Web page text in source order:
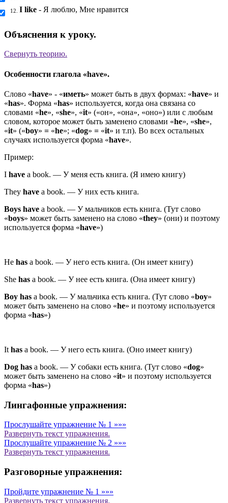
12. I like - Я люблю, Мне нравится
Объяснения к уроку.
Свернуть теорию.
Особенности глагола «have».
Слово «have» - «иметь» может быть в двух формах: «have» и
«has». Форма «has» используется, когда она связана со
словами «he», «she», «it» («он», «она», «оно») или с любым
словом, которое может быть заменено словами «he», «she»,
«it» («boy» = «he»; «dog» = «it» и т.п). Во всех остальных
случаях используется форма «have».
Пример:
I have a book. — У меня есть книга. (Я имею книгу)
They have a book. — У них есть книга.
Boys have a book. — У мальчиков есть книга. (Тут слово
«boys» может быть заменено на слово «they» (они) и поэтому
используется форма «have»)
He has a book. — У него есть книга. (Он имеет книгу)
She has a book. — У нее есть книга. (Она имеет книгу)
Boy has a book. — У мальчика есть книга. (Тут слово «boy»
может быть заменено на слово «he» и поэтому используется
форма «has»)
It has a book. — У него есть книга. (Оно имеет книгу)
Dog has a book. — У собаки есть книга. (Тут слово «dog»
может быть заменено на слово «it» и поэтому используется
форма «has»)
Лингафонные упражнения:
Прослушайте упражнение № 1 »»»
Развернуть текст упражнения.
Прослушайте упражнение № 2 »»»
Развернуть текст упражнения.
Разговорные упражнения:
Пройдите упражнение № 1 »»»
Развернуть текст упражнения.